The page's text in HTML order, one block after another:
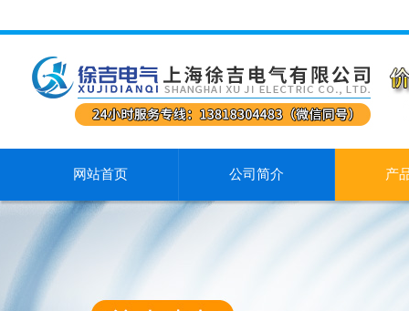
网站首页 公司简介 产